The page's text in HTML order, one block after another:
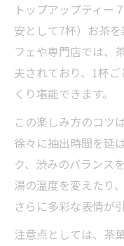
トップアップティー
安として7杯）お茶
フェや専門店では、
夫されており、1杯
くり堪能できます。
この楽しみ方のコツ
徐々に抽出時間を延
ク、渋みのバランス
湯の温度を変えたり
さらに多彩な表情が
注意点としては、茶